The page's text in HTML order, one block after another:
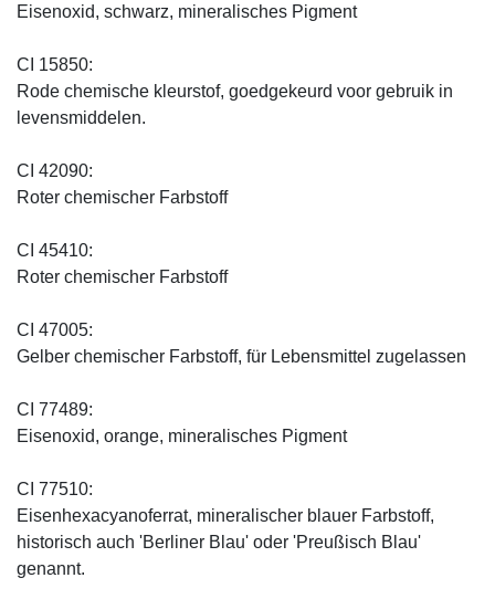
Eisenoxid, schwarz, mineralisches Pigment
CI 15850:
Rode chemische kleurstof, goedgekeurd voor gebruik in
levensmiddelen.
CI 42090:
Roter chemischer Farbstoff
CI 45410:
Roter chemischer Farbstoff
CI 47005:
Gelber chemischer Farbstoff, für Lebensmittel zugelassen
CI 77489:
Eisenoxid, orange, mineralisches Pigment
CI 77510:
Eisenhexacyanoferrat, mineralischer blauer Farbstoff,
historisch auch 'Berliner Blau' oder 'Preußisch Blau'
genannt.